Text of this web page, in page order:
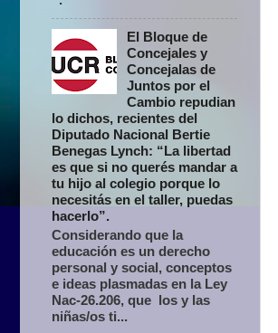
El Bloque de
Concejales y
Concejalas de
Juntos por el
Cambio repudian
lo dichos, recientes del
Diputado Nacional Bertie
Benegas Lynch: “La libertad
es que si no querés mandar a
tu hijo al colegio porque lo
necesitás en el taller, puedas
hacerlo”.
Considerando que la
educación es un derecho
personal y social, conceptos
e ideas plasmadas en la Ley
Nac-26.206, que los y las
niñas/os ti...